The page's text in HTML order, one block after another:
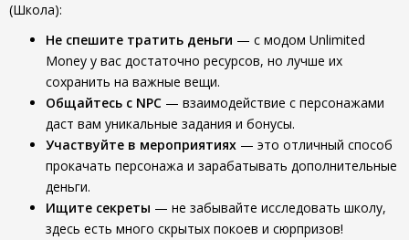
(Школа):
Не спешите тратить деньги — с модом Unlimited
Money у вас достаточно ресурсов, но лучше их
сохранить на важные вещи.
Общайтесь с NPC — взаимодействие с персонажами
даст вам уникальные задания и бонусы.
Участвуйте в мероприятиях — это отличный способ
прокачать персонажа и зарабатывать дополнительные
деньги.
Ищите секреты — не забывайте исследовать школу,
здесь есть много скрытых покоев и сюрпризов!